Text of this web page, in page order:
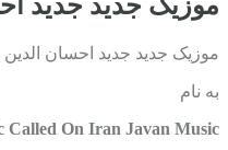
موزیک جدید جديد
موزیک جدید جديد احسان
به نام
Called On Iran Javan Music